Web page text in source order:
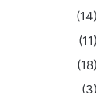
(14)
(11)
(18)
(3)